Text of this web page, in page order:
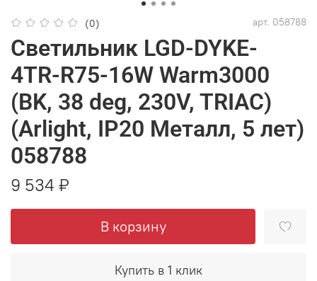
(0) арт. 058788
Светильник LGD-DYKE-
4TR-R75-16W Warm3000
(BK, 38 deg, 230V, TRIAC)
(Arlight, IP20 Металл, 5 лет)
058788
9 534 ₽
В корзину
Купить в 1 клик